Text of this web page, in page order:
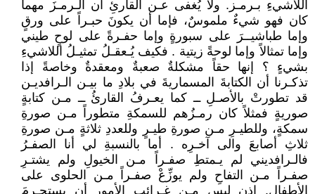
اللاشيءِ بـرمـز. ولا يُغفى عـن القارئِ أن الـرمـزَ مهما
كان فهو شيءٌ ملموسٌ، فإما أن يكونَ حبـراً على ورقٍ
وإما طباشيــرَ على سبورةٍ وإما حفـرةً على لوحٍ طيني
وإما تمثالاً وإما لوحةً زيتية . فكيف يُـعقـلُ تمثيـلُ اللاشيءِ
بشيءٍ ؟ إنها حقاً مشكلةٌ صعبةٌ ومعقدةٌ وخاصةً إذا
تذكـرنا أن الكتابةَ المسماريةَ في بلادِ ما بيـن الـرافديـن
قد تطورتْ بالأصـلِ ــ كما يعـرفُ القارئُ ــ مـن كتابةٍ
صوريةٍ فمثلاً كان رمـزُهم للسمكةِ متطوراً مـن صورةِ
سمكةٍ، وللطيـرِ مـن صورةِ طيـرٍ وللعددِ ثلاثةٍ مـن صورةِ
ثلاثِ أصابعَ والى آخـرِه . أما بالنسبةِ لي أنا الصفـرُ
فالـرافديني لم يـمتطِ صفـراً مـن الخيولِ ولم يشتـرِ
صفـراً مـن التفاحِ ولم يوزِّعْ صفـراً مـن الحلوى على
الأطفال. إذن ليس مـن غـرائبِ الأمورِ أن يستحـرمَ